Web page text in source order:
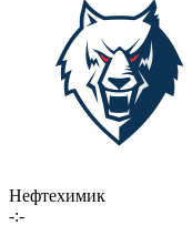
Нефтехимик
-:-